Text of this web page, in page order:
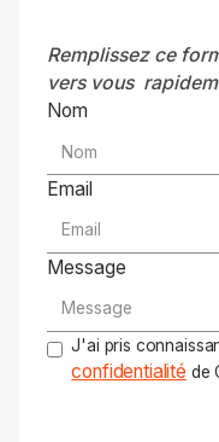
Remplissez ce
vers vous
Nom
Email
Message
J'ai pris
confidentialité de